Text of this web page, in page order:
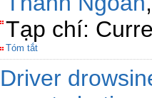
Tạp chí:
Tóm tắt
Driver